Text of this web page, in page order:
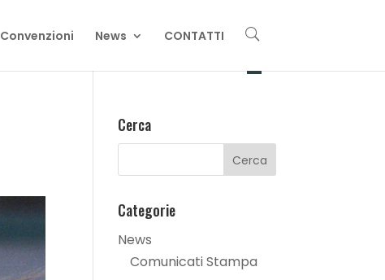
Convenzioni News CONTATTI U
Cerca
Categorie
News
Comunicati Stampa